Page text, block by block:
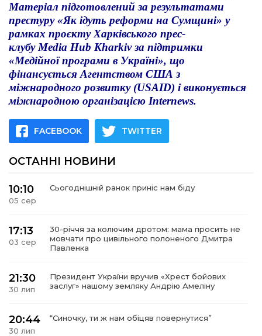
Матеріал підготовлений за результатами
престуру «Як ідуть реформи на Сумщині» у
рамках проєкту Харківського прес-
клубу Media Hub Kharkivза підтримки
«Медійної програми в Україні», що
фінансується Агентством США з
міжнародного розвитку (USAID) і виконується
міжнародною організацією Internews.
FACEBOOK TWITTER
ОСТАННІ НОВИНИ
10:10
05 сер
Сьогоднішній ранок приніс нам біду
17:13
03 сер
30-річчя за колючим дротом: мама просить не
мовчати про цивільного полоненого Дмитра
Павленка
21:30
30 лип
Президент України вручив «Хрест бойових
заслуг» нашому земляку Андрію Амеліну
20:44
30 лип
“Синочку, ти ж нам обіцяв повернутися”